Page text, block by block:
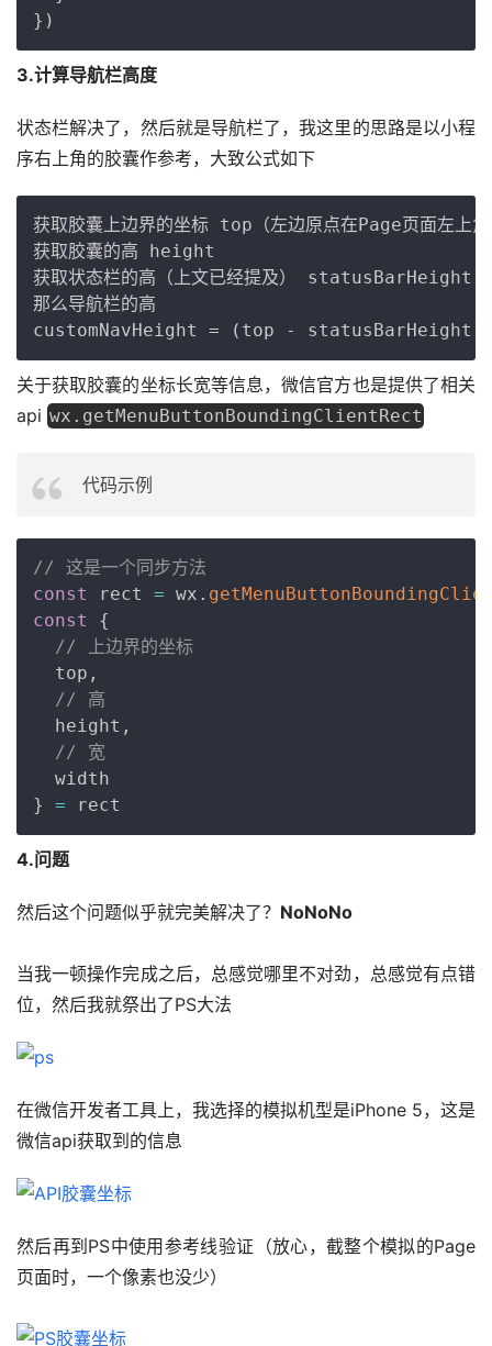
} )
3.计算导航栏高度
状态栏解决了，然后就是导航栏了，我这里的思路是以小程
序右上角的胶囊作参考，大致公式如下
获取胶囊上边界的坐标 top（左边原点在Page页面左上
获取胶囊的高 height
获取状态栏的高（上文已经提及） statusBarHeight
那么导航栏的高
Copy
关于获取胶囊的坐标长宽等信息，微信官方也是提供了相关
api wx.getMenuButtonBoundingClientRect
代码示例
// 这是一个同步方法
const
rect = wx .
const
{
// 上边界的坐标
  top
,
// 高
  height
,
// 宽
}
=
4.问题
然后这个问题似乎就完美解决了？ NoNoNo
当我一顿操作完成之后，总感觉哪里不对劲，总感觉有点错
位，然后我就祭出了PS大法
在微信开发者工具上，我选择的模拟机型是iPhone 5，这是
微信api获取到的信息
然后再到PS中使用参考线验证（放心，截整个模拟的Page
页面时，一个像素也没少）